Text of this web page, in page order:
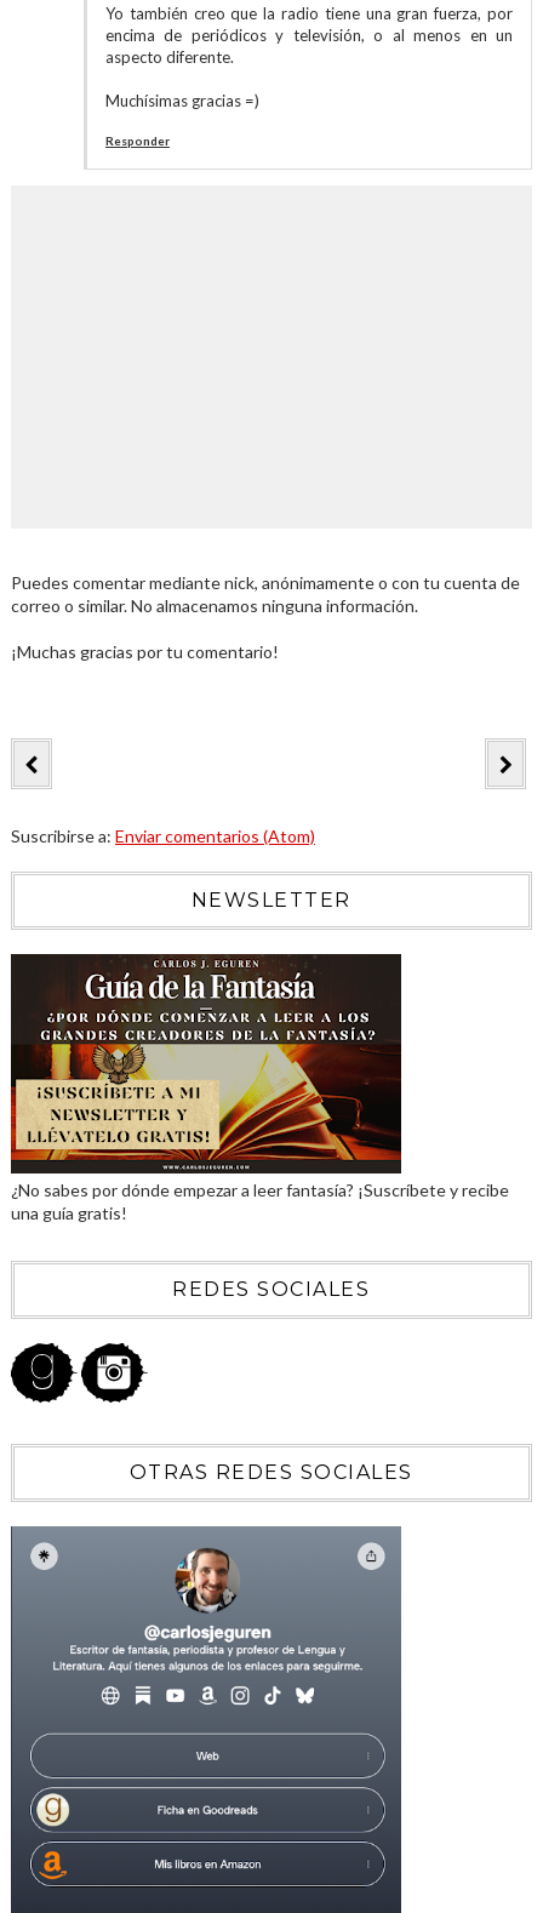
Yo también creo que la radio tiene una gran fuerza, por
encima de periódicos y televisión, o al menos en un
aspecto diferente.
Muchísimas gracias =)
Responder
Puedes comentar mediante nick, anónimamente o con tu cuenta de
correo o similar. No almacenamos ninguna información.
¡Muchas gracias por tu comentario!
Suscribirse a: Enviar comentarios (Atom)
NEWSLETTER
¿No sabes por dónde empezar a leer fantasía? ¡Suscríbete y recibe
una guía gratis!
REDES SOCIALES
OTRAS REDES SOCIALES